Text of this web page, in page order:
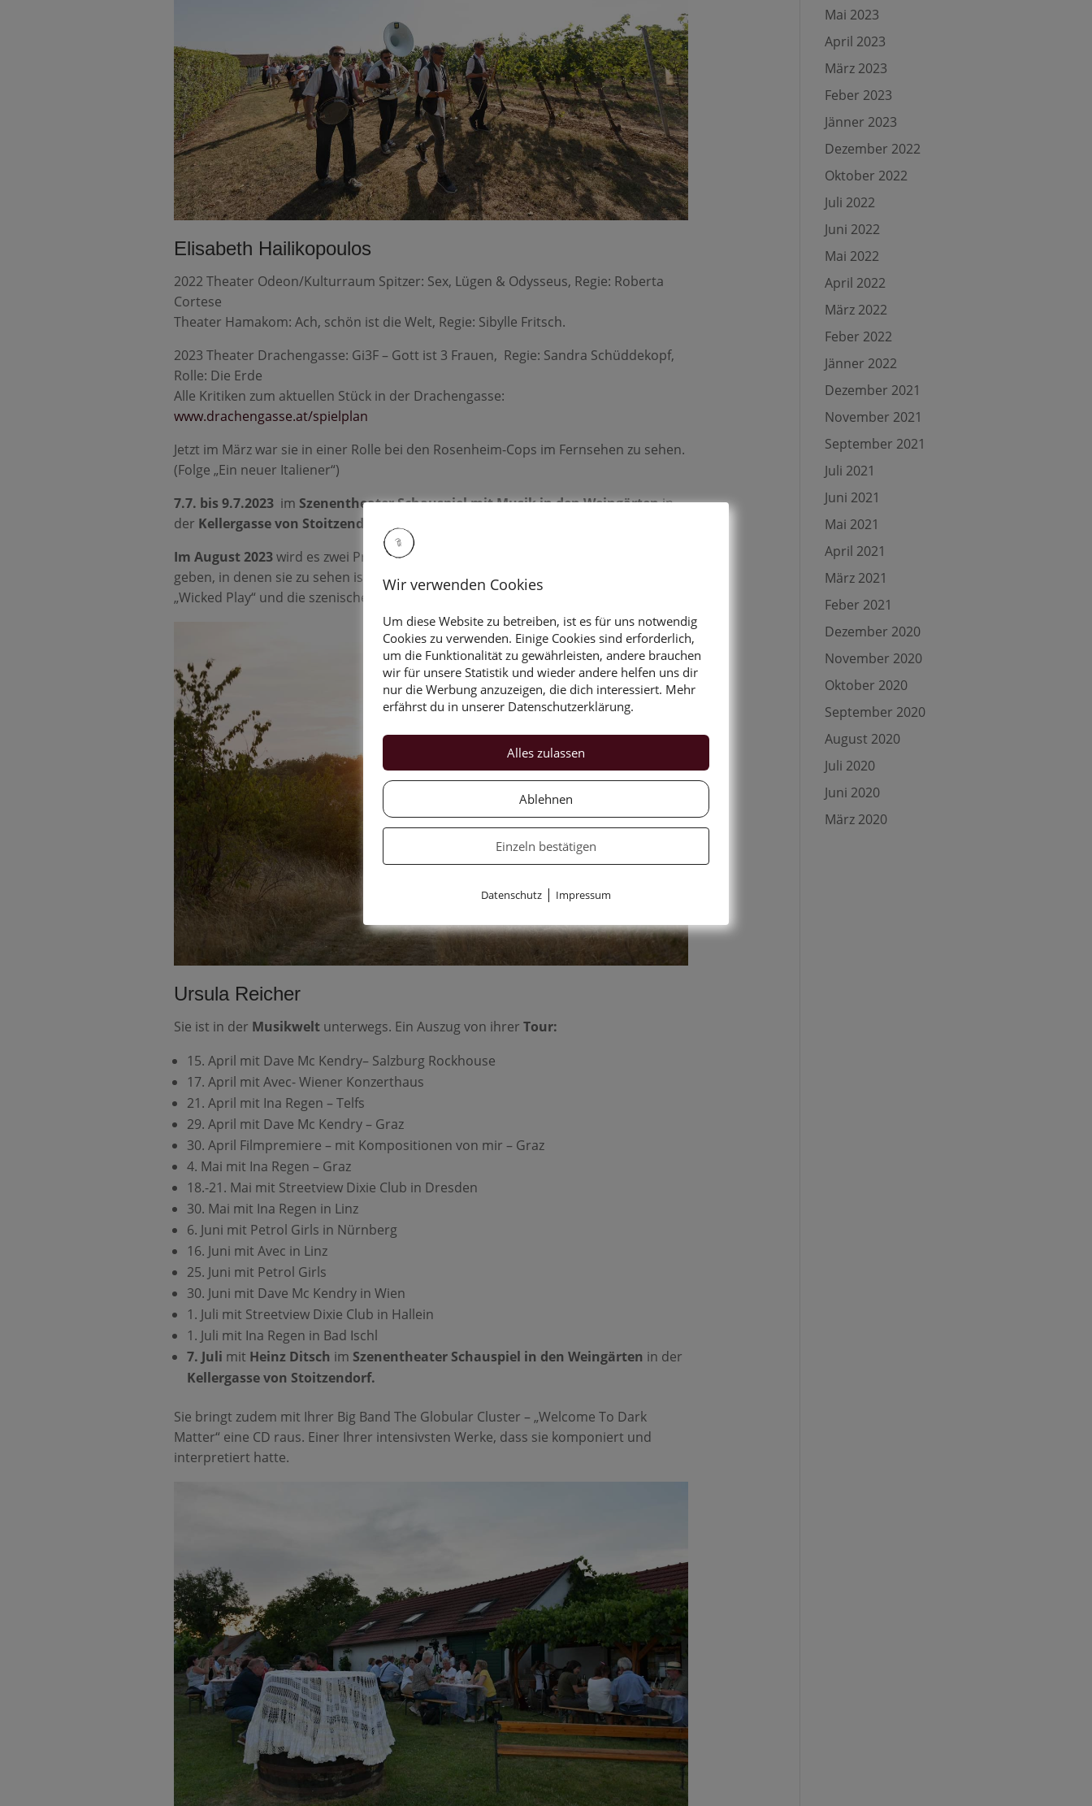
Elisabeth Hailikopoulos
2022 Theater Odeon/Kulturraum Spitzer: Sex, Lügen & Odysseus, Regie: Roberta
Cortese
Theater Hamakom: Ach, schön ist die Welt, Regie: Sibylle Fritsch.
2023 Theater Drachengasse: Gi3F – Gott ist 3 Frauen, Regie: Sandra Schüddekopf,
Rolle: Die Erde
Alle Kritiken zum aktuellen Stück in der Drachengasse:
www.drachengasse.at/spielplan
Jetzt im März war sie in einer Rolle bei den Rosenheim-Cops im Fernsehen zu sehen.
(Folge „Ein neuer Italiener“)
7.7. bis 9.7.2023im Szenentheater Schauspiel mit Musik in den Weingärtenin
der Kellergasse von Stoitzendorf
Im August 2023wird es zwei Produktionen beim Hin und Weg Festival in Litschau
geben, in denen sie zu sehen ist und auch inszeniert bzw szenisch einrichtet.
„Wicked Play“ und die szenische Lesung „Königin Lear“.
Ursula Reicher
Sie ist in der Musikweltunterwegs. Ein Auszug von ihrer Tour:
15. April mit Dave Mc Kendry– Salzburg Rockhouse
17. April mit Avec- Wiener Konzerthaus
21. April mit Ina Regen – Telfs
29. April mit Dave Mc Kendry – Graz
30. April Filmpremiere – mit Kompositionen von mir – Graz
4. Mai mit Ina Regen – Graz
18.-21. Mai mit Streetview Dixie Club in Dresden
30. Mai mit Ina Regen in Linz
6. Juni mit Petrol Girls in Nürnberg
16. Juni mit Avec in Linz
25. Juni mit Petrol Girls
30. Juni mit Dave Mc Kendry in Wien
1. Juli mit Streetview Dixie Club in Hallein
1. Juli mit Ina Regen in Bad Ischl
7. Juli mit Heinz Ditsch im Szenentheater Schauspiel in den Weingärten in der
Kellergasse von Stoitzendorf.
Sie bringt zudem mit Ihrer Big Band The Globular Cluster – „Welcome To Dark
Matter“ eine CD raus. Einer Ihrer intensivsten Werke, dass sie komponiert und
interpretiert hatte.
Mai 2023
April 2023
März 2023
Feber 2023
Jänner 2023
Dezember 2022
Oktober 2022
Juli 2022
Juni 2022
Mai 2022
April 2022
März 2022
Feber 2022
Jänner 2022
Dezember 2021
November 2021
September 2021
Juli 2021
Juni 2021
Mai 2021
April 2021
März 2021
Feber 2021
Dezember 2020
November 2020
Oktober 2020
September 2020
August 2020
Juli 2020
Juni 2020
März 2020
Wir verwenden Cookies
Um diese Website zu betreiben, ist es für uns notwendig
Cookies zu verwenden. Einige Cookies sind erforderlich,
um die Funktionalität zu gewährleisten, andere brauchen
wir für unsere Statistik und wieder andere helfen uns dir
nur die Werbung anzuzeigen, die dich interessiert. Mehr
erfährst du in unserer Datenschutzerklärung.
Alles zulassen
Ablehnen
Einzeln bestätigen
Datenschutz | Impressum